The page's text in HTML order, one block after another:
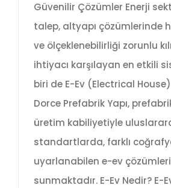
Güvenilir Çözümler Enerji
talep, altyapı çözümlerinde
ve ölçeklenebilirliği zorunlu
ihtiyacı karşılayan en etkili
biri de E-Ev (Electrical
Dorce Prefabrik Yapı,
üretim kabiliyetiyle
standartlarda, farklı
uyarlanabilen e-ev çözümleri
sunmaktadır. E-Ev Nedir? E-